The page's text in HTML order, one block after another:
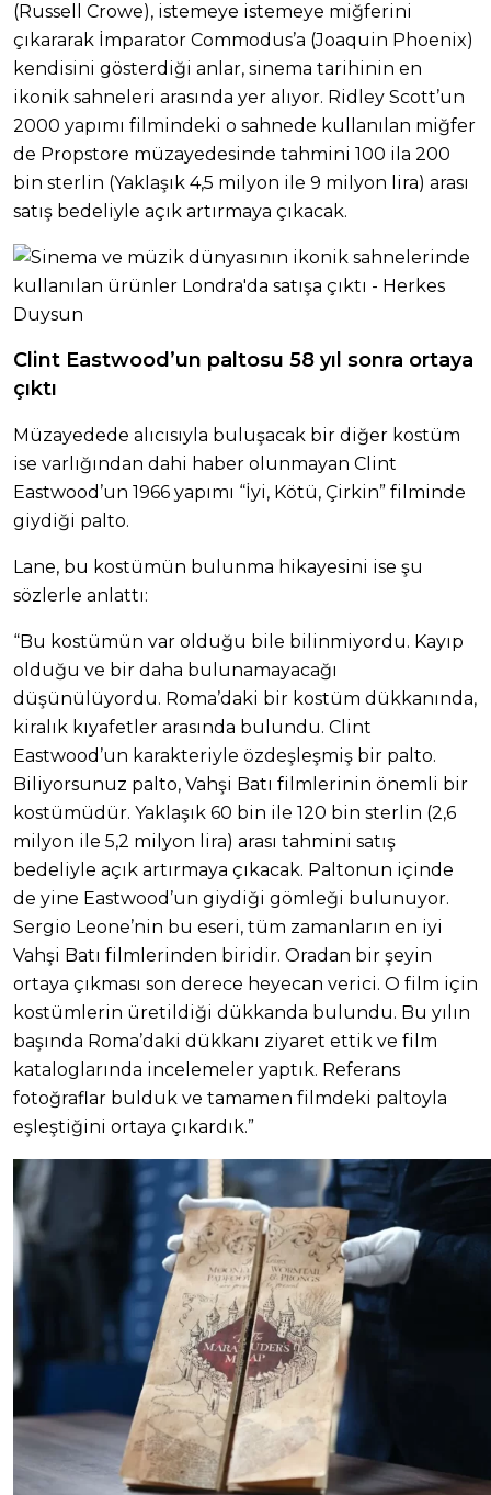
(Russell Crowe), istemeye istemeye miğferini
çıkararak İmparator Commodus’a (Joaquin Phoenix)
kendisini gösterdiği anlar, sinema tarihinin en
ikonik sahneleri arasında yer alıyor. Ridley Scott’un
2000 yapımı filmindeki o sahnede kullanılan miğfer
de Propstore müzayedesinde tahmini 100 ila 200
bin sterlin (Yaklaşık 4,5 milyon ile 9 milyon lira) arası
satış bedeliyle açık artırmaya çıkacak.
Clint Eastwood’un paltosu 58 yıl sonra ortaya
çıktı
Müzayedede alıcısıyla buluşacak bir diğer kostüm
ise varlığından dahi haber olunmayan Clint
Eastwood’un 1966 yapımı “İyi, Kötü, Çirkin” filminde
giydiği palto.
Lane, bu kostümün bulunma hikayesini ise şu
sözlerle anlattı:
“Bu kostümün var olduğu bile bilinmiyordu. Kayıp
olduğu ve bir daha bulunamayacağı
düşünülüyordu. Roma’daki bir kostüm dükkanında,
kiralık kıyafetler arasında bulundu. Clint
Eastwood’un karakteriyle özdeşleşmiş bir palto.
Biliyorsunuz palto, Vahşi Batı filmlerinin önemli bir
kostümüdür. Yaklaşık 60 bin ile 120 bin sterlin (2,6
milyon ile 5,2 milyon lira) arası tahmini satış
bedeliyle açık artırmaya çıkacak. Paltonun içinde
de yine Eastwood’un giydiği gömleği bulunuyor.
Sergio Leone’nin bu eseri, tüm zamanların en iyi
Vahşi Batı filmlerinden biridir. Oradan bir şeyin
ortaya çıkması son derece heyecan verici. O film için
kostümlerin üretildiği dükkanda bulundu. Bu yılın
başında Roma’daki dükkanı ziyaret ettik ve film
kataloglarında incelemeler yaptık. Referans
fotoğraflar bulduk ve tamamen filmdeki paltoyla
eşleştiğini ortaya çıkardık.”